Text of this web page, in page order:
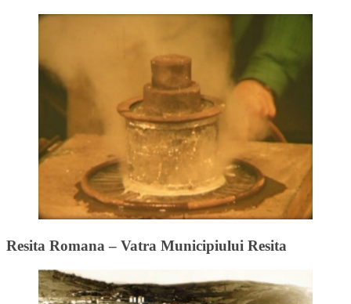
Resita Romana – Vatra Municipiului Resita